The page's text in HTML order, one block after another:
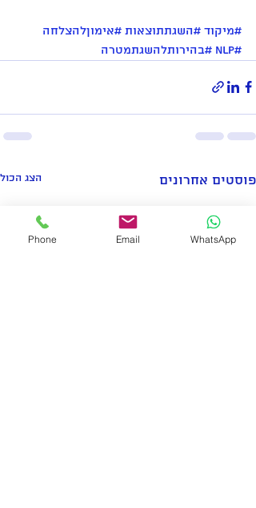
#מיקוד #השגתתוצאות #אימוןלהצלחה
#nlp
#בהירותלהשגתמטרה
פוסטים אחרונים הצג הכול
Phone Email WhatsApp